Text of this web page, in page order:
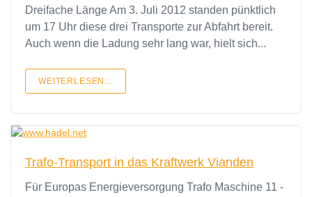
Dreifache Länge Am 3. Juli 2012 standen pünktlich
um 17 Uhr diese drei Transporte zur Abfahrt bereit.
Auch wenn die Ladung sehr lang war, hielt sich...
WEITERLESEN...
Trafo-Transport in das Kraftwerk Vianden
Für Europas Energieversorgung Trafo Maschine 11 -